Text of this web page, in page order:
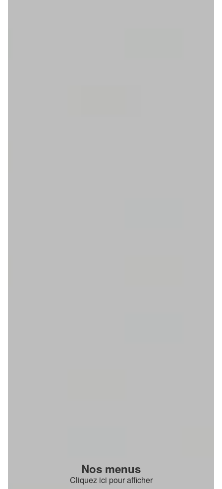
Nos menus
Cliquez ici pour afficher